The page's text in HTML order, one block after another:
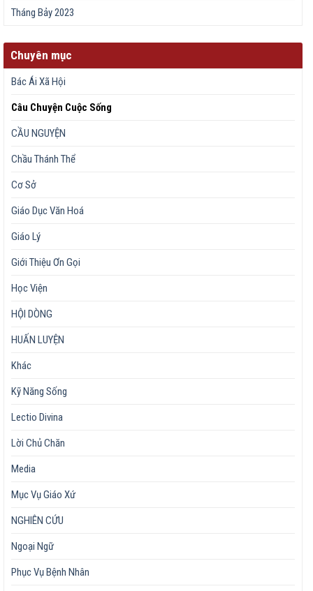
Tháng Bảy 2023
Chuyên mục
Bác Ái Xã Hội
Câu Chuyện Cuộc Sống
CẦU NGUYỆN
Chầu Thánh Thể
Cơ Sở
Giáo Dục Văn Hoá
Giáo Lý
Giới Thiệu Ơn Gọi
Học Viện
HỘI DÒNG
HUẤN LUYỆN
Khác
Kỹ Năng Sống
Lectio Divina
Lời Chủ Chăn
Media
Mục Vụ Giáo Xứ
NGHIÊN CỨU
Ngoại Ngữ
Phục Vụ Bệnh Nhân